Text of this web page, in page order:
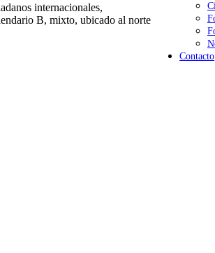
Contacto
internacionales,
B, mixto, ubicado al norte